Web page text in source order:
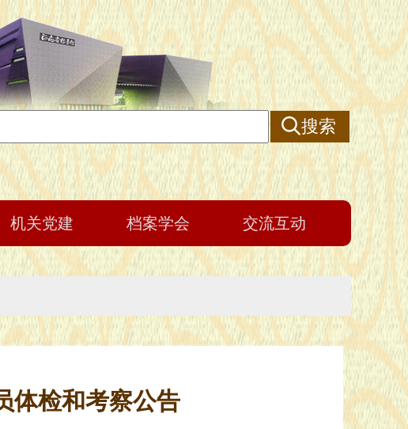
搜索
机关党建 档案学会 交流互动
体检和考察公告